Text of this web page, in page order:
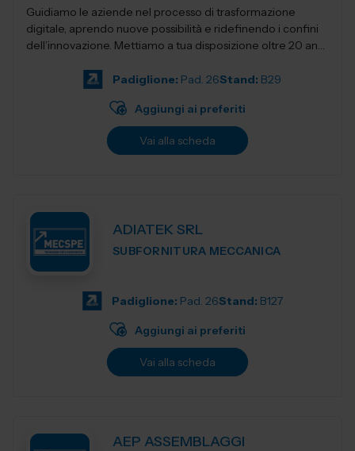
Guidiamo le aziende nel processo di trasformazione
digitale, aprendo nuove possibilità e ridefinendo i confini
dell’innovazione. Mettiamo a tua disposizione oltre 20 anni
Padiglione: Pad. 26Stand: B29
Aggiungi ai preferiti
Vai alla scheda
ADIATEK SRL
SUBFORNITURA MECCANICA
Padiglione: Pad. 26Stand: B127
Aggiungi ai preferiti
Vai alla scheda
AEP ASSEMBLAGGI